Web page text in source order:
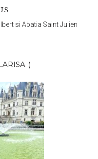
si Abatia Saint Julien
:)